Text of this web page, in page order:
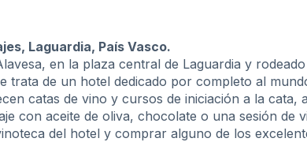
Laguardia, País Vasco.
en la plaza central de Laguardia y
trata de un hotel dedicado por completo al
catas de vino y cursos de iniciación a la cata,
con aceite de oliva, chocolate o una sesión de
del hotel y comprar alguno de los